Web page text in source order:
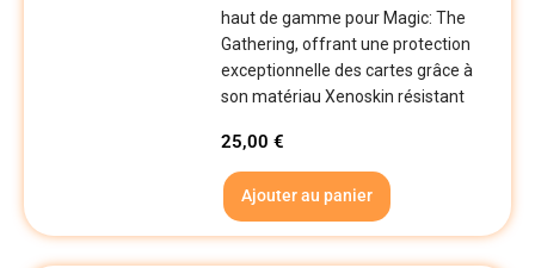
haut de gamme pour Magic: The
Gathering, offrant une protection
exceptionnelle des cartes grâce à
son matériau Xenoskin résistant
25,00€
Ajouter au panier